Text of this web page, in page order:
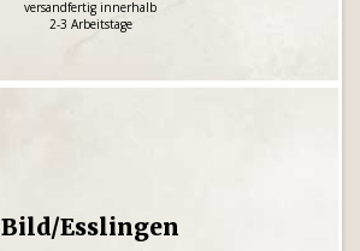
versandfertig innerhalb
2-3 Arbeitstage
Bild/Esslingen